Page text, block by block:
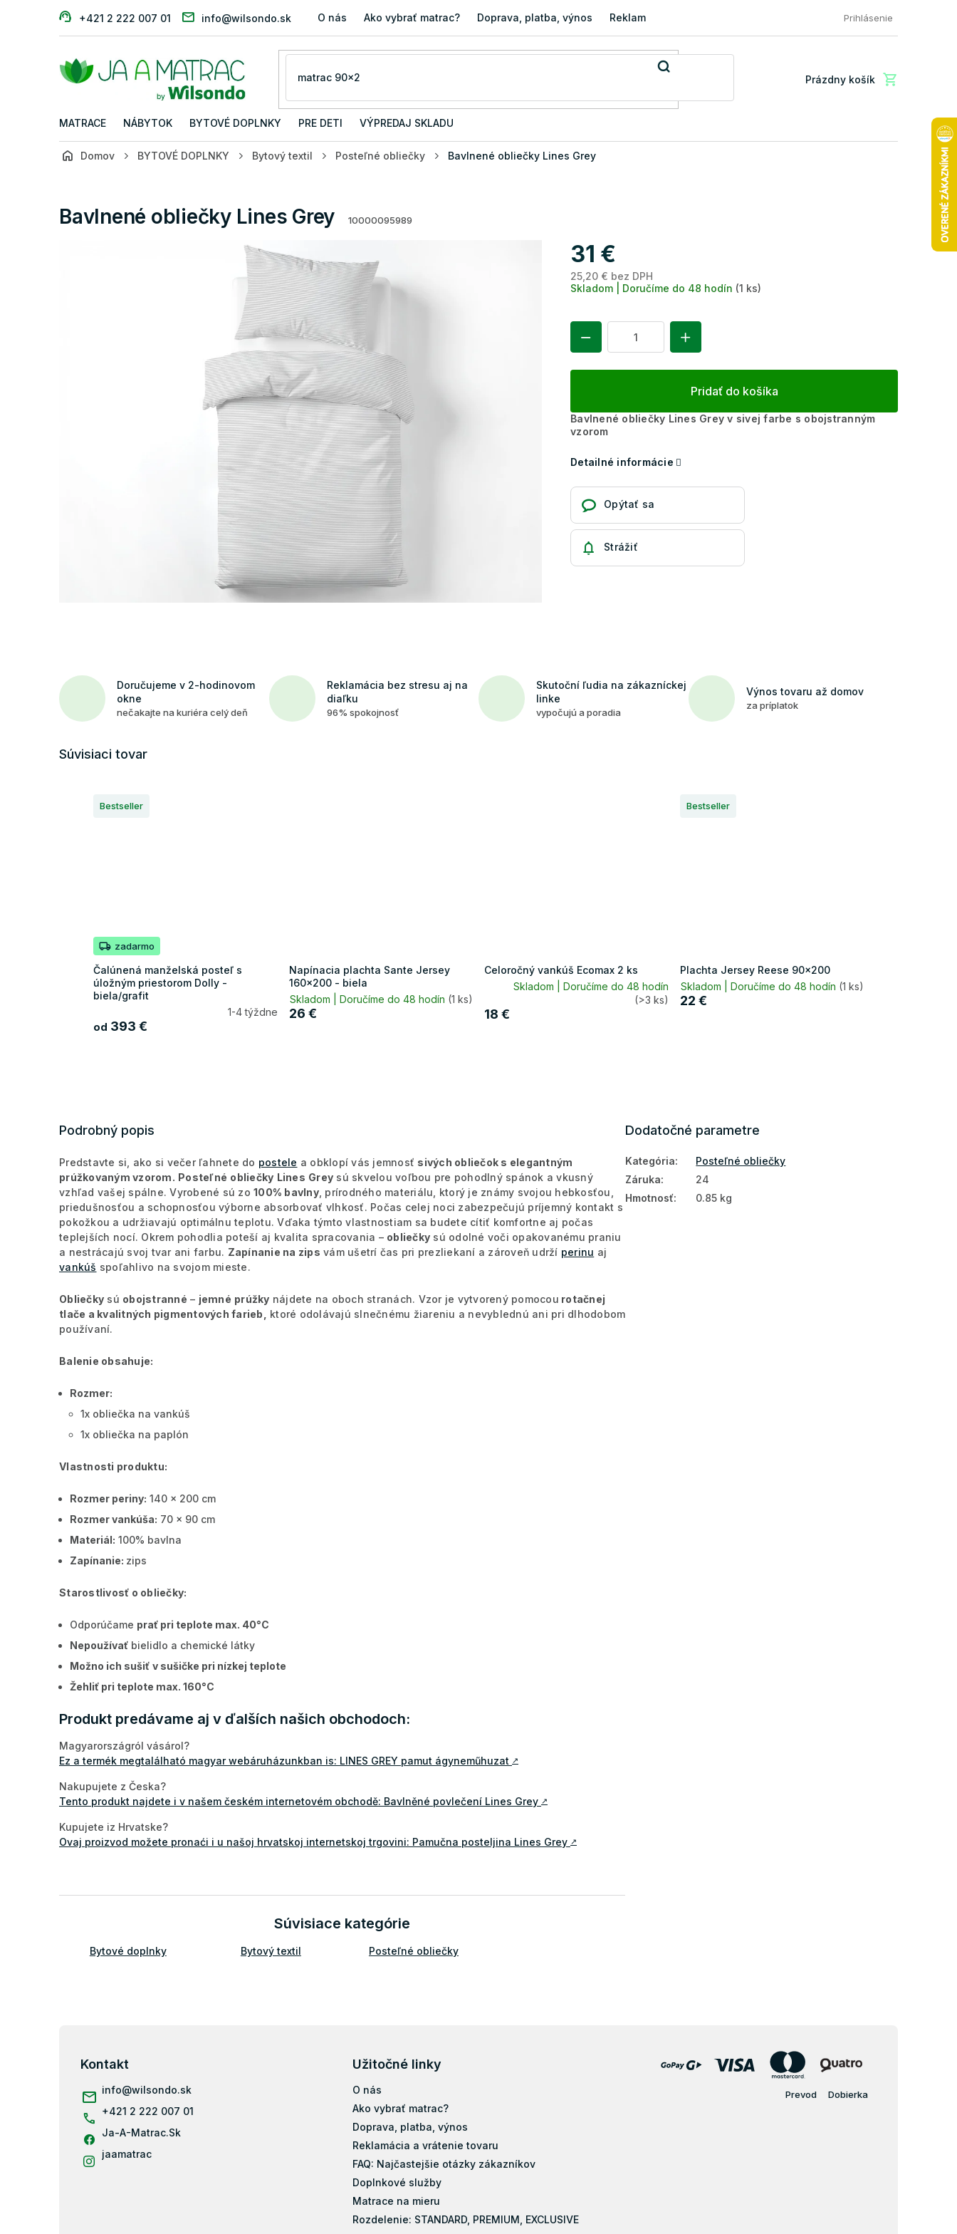
+421 2 222 007 01 info@wilsondo.sk O nás Ako vybrať matrac? Doprava, platba, výnos Reklamácia a vrátenie tovaru FAQ: Najčastejšie otázky zákazníkov
Prihlásenie
Nákupný
Prázdny košík
MATRACE NÁBYTOK BYTOVÉ DOPLNKY PRE DETI VÝPREDAJ SKLADU
Domov BYTOVÉ DOPLNKY Bytový textil Posteľné obliečky Bavlnené obliečky Lines Grey
Bavlnené obliečky Lines Grey 10000095989
31 €
25,20 € bez DPH
Skladom | Doručíme do 48 hodín (1 ks)
Pridať do košíka
Bavlnené obliečky Lines Grey v sivej farbe s obojstranným
vzorom
Detailné informácie
Opýtať sa
Strážiť
Doručujeme v 2-hodinovom
okne
nečakajte na kuriéra celý deň
Reklamácia bez stresu aj na
diaľku
96% spokojnosť
Skutoční ľudia na zákazníckej
linke
vypočujú a poradia
Výnos tovaru až domov
za príplatok
Súvisiaci tovar
Bestseller
zadarmo
Čalúnená manželská posteľ s
úložným priestorom Dolly -
biela/grafit
1-4 týždne
od 393 €
Napínacia plachta Sante Jersey
160x200 - biela
Skladom | Doručíme do 48 hodín (1 ks)
26 €
Celoročný vankúš Ecomax 2 ks
Skladom | Doručíme do 48 hodín
(>3 ks)
18 €
Bestseller
Plachta Jersey Reese 90x200
Skladom | Doručíme do 48 hodín (1 ks)
22 €
Podrobný popis
Predstavte si, ako si večer ľahnete do postele a obklopí vás jemnosť sivých obliečok s elegantným
prúžkovaným vzorom. Posteľné obliečky Lines Grey sú skvelou voľbou pre pohodlný spánok a vkusný
vzhľad vašej spálne. Vyrobené sú zo 100% bavlny, prírodného materiálu, ktorý je známy svojou hebkosťou,
priedušnosťou a schopnosťou výborne absorbovať vlhkosť. Počas celej noci zabezpečujú príjemný kontakt s
pokožkou a udržiavajú optimálnu teplotu. Vďaka týmto vlastnostiam sa budete cítiť komfortne aj počas
teplejších nocí. Okrem pohodlia poteší aj kvalita spracovania – obliečky sú odolné voči opakovanému praniu
a nestrácajú svoj tvar ani farbu. Zapínanie na zips vám ušetrí čas pri prezliekaní a zároveň udrží perinu aj
vankúš spoľahlivo na svojom mieste.
Obliečky sú obojstranné – jemné prúžky nájdete na oboch stranách. Vzor je vytvorený pomocou rotačnej
tlače a kvalitných pigmentových farieb,
ktoré odolávajú slnečnému žiareniu a nevyblednú ani pri dlhodobom
používaní.
Balenie obsahuje:
Rozmer:
1x obliečka na vankúš
1x obliečka na paplón
Vlastnosti produktu:
Rozmer periny: 140 x 200 cm
Rozmer vankúša: 70 x 90 cm
Materiál: 100% bavlna
Zapínanie: zips
Starostlivosť o obliečky:
Odporúčame prať pri teplote max. 40°C
Nepoužívať bielidlo a chemické látky
Možno ich sušiť v sušičke pri nízkej teplote
Žehliť pri teplote max. 160°C
Produkt predávame aj v ďalších našich obchodoch:
Magyarországról vásárol?
Ez a termék megtalálható magyar webáruházunkban is: LINES GREY pamut ágyneműhuzat ↗
Nakupujete z Česka?
Tento produkt najdete i v našem českém internetovém obchodě: Bavlněné povlečení Lines Grey ↗
Kupujete iz Hrvatske?
Ovaj proizvod možete pronaći i u našoj hrvatskoj internetskoj trgovini: Pamučna posteljina Lines Grey ↗
Súvisiace kategórie
Bytové doplnky Bytový textil Posteľné obliečky
Dodatočné parametre
Kategória:
Posteľné obliečky
Záruka:
24
Hmotnosť: 0.85 kg
Kontakt
info@wilsondo.sk
+421 2 222 007 01
Ja-A-Matrac.Sk
jaamatrac
Užitočné linky
O nás
Ako vybrať matrac?
Doprava, platba, výnos
Reklamácia a vrátenie tovaru
FAQ: Najčastejšie otázky zákazníkov
Doplnkové služby
Matrace na mieru
Rozdelenie: STANDARD, PREMIUM, EXCLUSIVE
Prevod Dobierka